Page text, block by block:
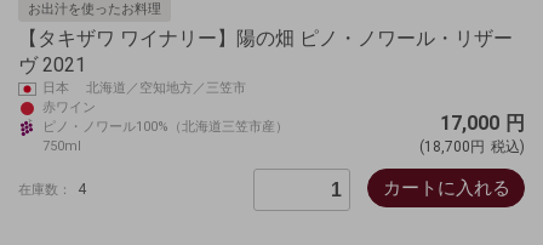
お出汁を使ったお料理
【タキザワ ワイナリー】陽の畑 ピノ・ノワール・リザー
ヴ 2021
日本 北海道／空知地方／三笠市
赤ワイン
ピノ・ノワール100%（北海道三笠市産）
750ml
17,000 円
(18,700円 税込)
在庫数： 4 カートに入れる